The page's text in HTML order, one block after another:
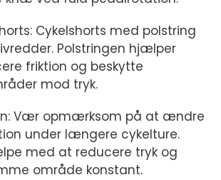
Cykelshorts med polstring
Polstringen hjælper
friktion og beskytte
mod tryk.
Vær opmærksom på at ændre
under længere cykelture.
med at reducere tryk og
område konstant.